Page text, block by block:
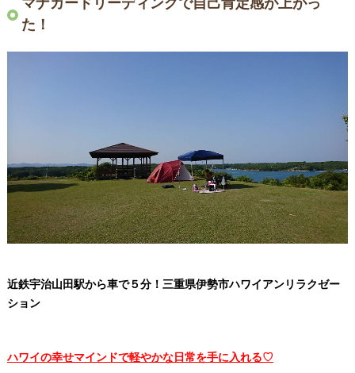
た！
近鉄宇治山田駅から車で５分！三重県伊勢市ハワイアンリラクゼー
ション
ハワイの幸せマインドで軽やかな日常を手に入れる♡